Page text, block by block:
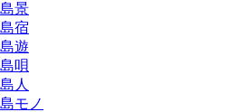
島景
島宿
島遊
島唄
島人
島モノ